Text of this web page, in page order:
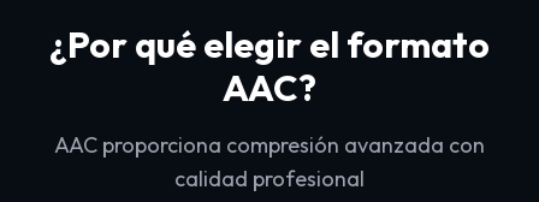
¿Por qué elegir el formato
AAC?
AAC proporciona compresión avanzada con
calidad profesional